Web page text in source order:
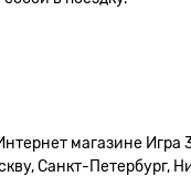
магазине Игра
Санкт-Петербург,